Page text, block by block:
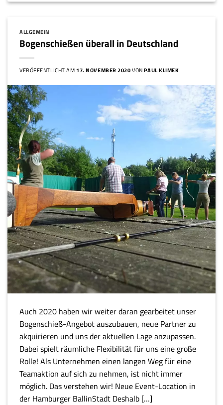
ALLGEMEIN
Bogenschießen überall in Deutschland
VERÖFFENTLICHT AM 17. NOVEMBER 2020VONPAUL KLIMEK
Auch 2020 haben wir weiter daran gearbeitet unser
Bogenschieß-Angebot auszubauen, neue Partner zu
akquirieren und uns der aktuellen Lage anzupassen.
Dabei spielt räumliche Flexibilität für uns eine große
Rolle! Als Unternehmen einen langen Weg für eine
Teamaktion auf sich zu nehmen, ist nicht immer
möglich. Das verstehen wir! Neue Event-Location in
der Hamburger BallinStadt Deshalb […]